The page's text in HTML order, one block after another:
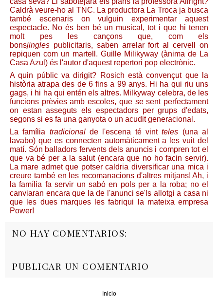
Caldrà veure-ho al TNC. La productora La Troca ja busca
també escenaris on vulguin experimentar aquest
espectacle. No és ben bé un musical, tot i que hi tenen
molt pes les cançons que, com els
bonsjingles publicitaris, saben arrelar fort al cervell on
repiquen com un martell. Guille Milikyway (ànima de La
Casa Azul) és l'autor d'aquest repertori pop electrònic.
A quin públic va dirigit? Rosich està convençut que la
història atrapa des de 6 fins a 99 anys. Hi ha qui riu uns
gags, i hi ha qui entén els altres. Milkyway celebra, de les
funcions prèvies amb escoles, que se sent perfectament
on estan asseguts els espectadors per grups d'edats,
segons si es fa una ganyota o un acudit generacional.
La família tradicionalde l'escena té vintteles (una al
lavabo) que es connecten automàticament a les vuit del
matí. Són balladors fervents dels anuncis i compren tot el
que va bé per a la salut (encara que no ho facin servir).
La mare admet que potser caldria diversificar una mica i
creure també en les recomanacions d'altres mitjans! Ah, i
la família fa servir un sabó en pols per a la roba; no el
canviaran encara que la de l'anunci se'ls allotgi a casa ni
que les dues marques les fabriqui la mateixa empresa
Power!
NO HAY COMENTARIOS:
PUBLICAR UN COMENTARIO
Inicio